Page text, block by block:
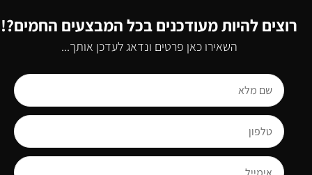
רוצים להיות מעודכנים בכל המבצעים החמים?!
השאירו כאן פרטים ונדאג לעדכן אותך...